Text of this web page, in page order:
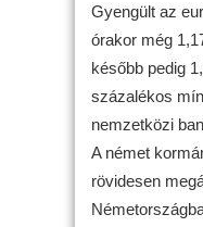
Gyengült az
órakor még
később pedig
százalékos
nemzetközi
A német
rövidesen